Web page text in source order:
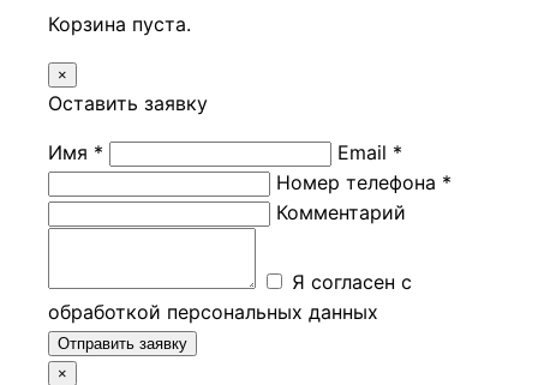
Корзина пуста.
×
Оставить заявку
Имя *
Email *
Номер телефона *
Комментарий
Я согласен с
обработкой персональных данных
Отправить заявку
×